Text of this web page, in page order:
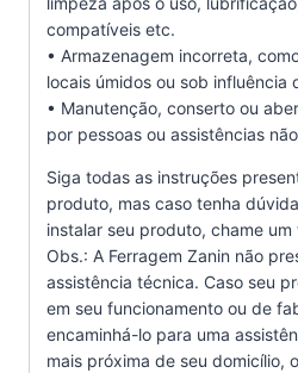
compatíveis etc.
• Armazenagem incorreta,
locais úmidos ou sob influência
• Manutenção, conserto ou
por pessoas ou assistências
Siga todas as instruções
produto, mas caso tenha
instalar seu produto, chame
Obs.: A Ferragem Zanin não
assistência técnica. Caso seu
em seu funcionamento ou de
encaminhá-lo para uma
mais próxima de seu domicílio,